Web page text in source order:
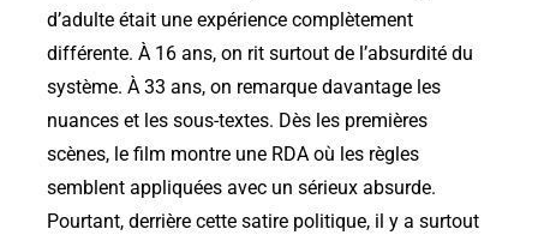
d’adulte était une expérience complètement
différente. À 16 ans, on rit surtout de l’absurdité du
système. À 33 ans, on remarque davantage les
nuances et les sous-textes. Dès les premières
scènes, le film montre une RDA où les règles
semblent appliquées avec un sérieux absurde.
Pourtant, derrière cette satire politique, il y a surtout